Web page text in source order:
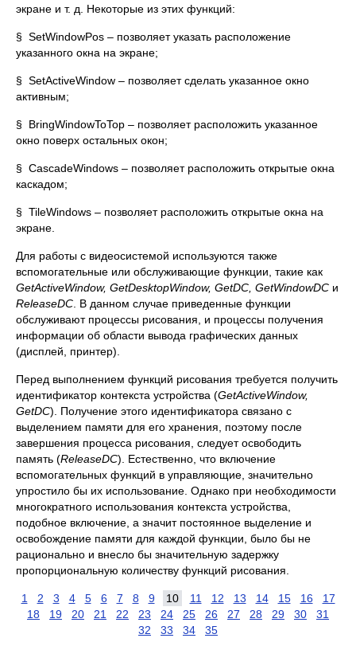
экране и т. д. Некоторые из этих функций:
§ SetWindowPos – позволяет указать расположение
указанного окна на экране;
§ SetActiveWindow – позволяет сделать указанное окно
активным;
§ BringWindowToTop – позволяет расположить указанное
окно поверх остальных окон;
§ CascadeWindows – позволяет расположить открытые окна
каскадом;
§ TileWindows – позволяет расположить открытые окна на
экране.
Для работы с видеосистемой используются также
вспомогательные или обслуживающие функции, такие как
GetActiveWindow, GetDesktopWindow, GetDC, GetWindowDC и
ReleaseDC . В данном случае приведенные функции
обслуживают процессы рисования, и процессы получения
информации об области вывода графических данных
(дисплей, принтер).
Перед выполнением функций рисования требуется получить
идентификатор контекста устройства (GetActiveWindow,
GetDC). Получение этого идентификатора связано с
выделением памяти для его хранения, поэтому после
завершения процесса рисования, следует освободить
память (ReleaseDC). Естественно, что включение
вспомогательных функций в управляющие, значительно
упростило бы их использование. Однако при необходимости
многократного использования контекста устройства,
подобное включение, а значит постоянное выделение и
освобождение памяти для каждой функции, было бы не
рационально и внесло бы значительную задержку
пропорциональную количеству функций рисования.
1 2 3 4 5 6 7 8 9 10 11 12 13 14 15 16
17
18
19 20 21 22 23 24 25 26 27 28 29 30
31
32
33 34 35